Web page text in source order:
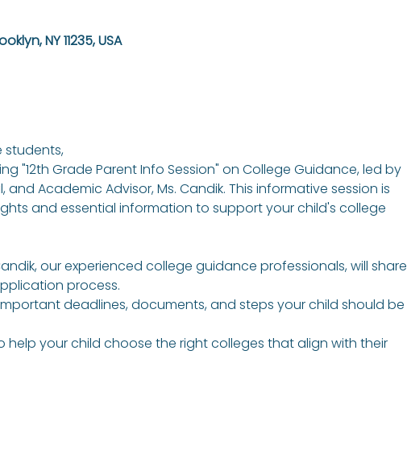
NY 11235, USA
students,
"12th Grade Parent Info Session" on College Guidance, led by
Academic Advisor, Ms. Candik. This informative session is
and essential information to support your child's college
our experienced college guidance professionals, will share
process.
deadlines, documents, and steps your child should be
help your child choose the right colleges that align with their